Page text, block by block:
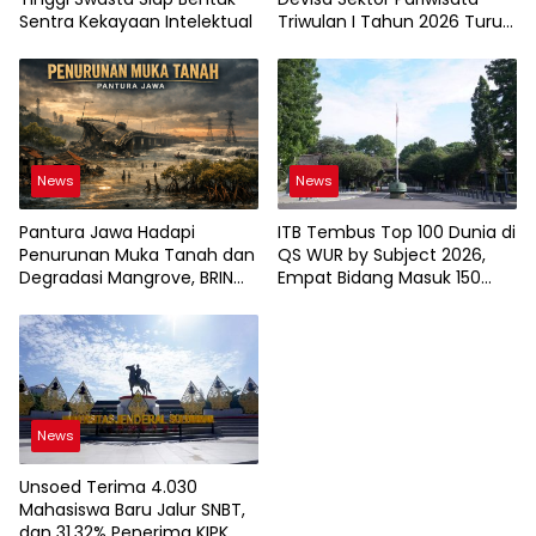
Sentra Kekayaan Intelektual
Triwulan I Tahun 2026 Turun
News
Pantura Jawa Hadapi
Penurunan Muka Tanah dan
Degradasi Mangrove, BRIN
Teknologi Geospasial
News
ITB Tembus Top 100 Dunia di
QS WUR by Subject 2026,
Empat Bidang Masuk 150
News
Unsoed Terima 4.030
Mahasiswa Baru Jalur SNBT,